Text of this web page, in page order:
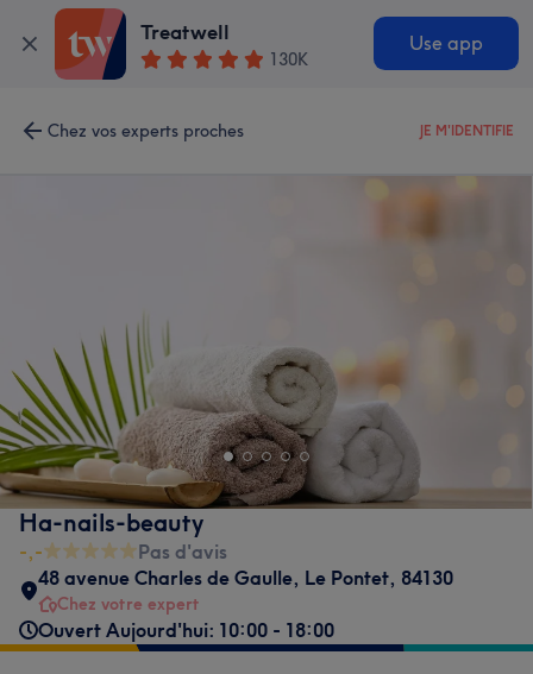
Treatwell
130K
Use app
Chez vos experts proches JE M'IDENTIFIE
Ha-nails-beauty
-,-
Pas d'avis
48 avenue Charles de Gaulle, Le Pontet, 84130
Chez votre expert
Ouvert Aujourd'hui: 10:00 - 18:00